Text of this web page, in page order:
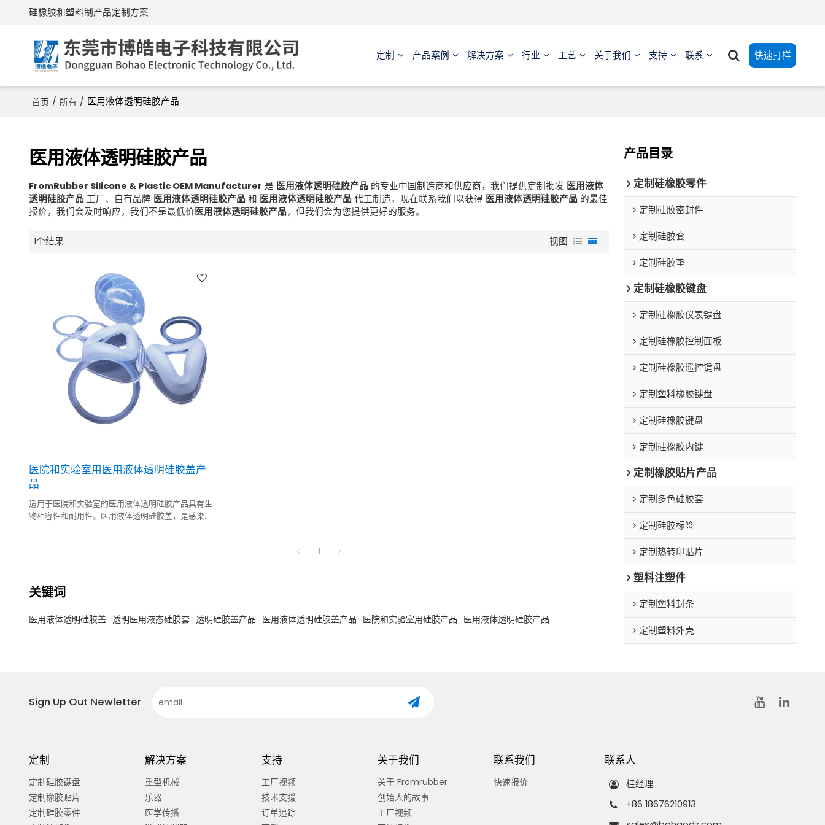
硅橡胶和塑料制产品定制方案
定制 产品案例 解决方案 行业 工艺 关于我们 支持 联系 快速打样
首页 / 所有 / 医用液体透明硅胶产品
医用液体透明硅胶产品
FromRubber Silicone & Plastic OEM Manufacturer 是 医用液体透明硅胶产品的专业中国制造商和供应商，我们提供定制批发 医用液体
透明硅胶产品工厂、自有品牌 医用液体透明硅胶产品和 医用液体透明硅胶产品代工制造，现在联系我们以获得 医用液体透明硅胶产品的最佳
报价，我们会及时响应，我们不是最低价医用液体透明硅胶产品，但我们会为您提供更好的服务。
1个结果 视图
医院和实验室用医用液体透明硅胶盖产
品
适用于医院和实验室的医用液体透明硅胶产品具有生
物相容性和耐用性。医用液体透明硅胶盖，是感染控
1
关键词
医用液体透明硅胶盖 透明医用液态硅胶套 透明硅胶盖产品 医用液体透明硅胶盖产品 医院和实验室用硅胶产品 医用液体透明硅胶产品
产品目录
定制硅橡胶零件
定制硅胶密封件
定制硅胶套
定制硅胶垫
定制硅橡胶键盘
定制硅橡胶仪表键盘
定制硅橡胶控制面板
定制硅橡胶遥控键盘
定制塑料橡胶键盘
定制硅橡胶键盘
定制硅橡胶内键
定制橡胶贴片产品
定制多色硅胶套
定制硅胶标签
定制热转印贴片
塑料注塑件
定制塑料封条
定制塑料外壳
Sign Up Out Newletter
定制
定制硅胶键盘
定制橡胶贴片
定制硅胶零件
解决方案
重型机械
乐器
医学传播
支持
工厂视频
技术支援
订单追踪
关于我们
关于 Fromrubber
创始人的故事
工厂视频
联系我们
快速报价
联系人
桂经理
+86 18676210913